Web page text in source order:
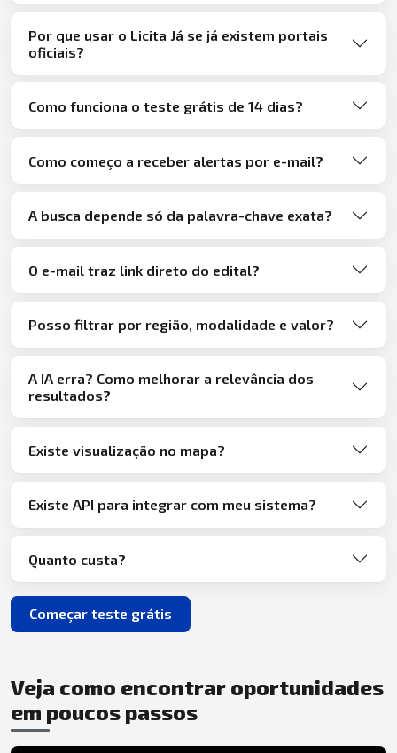
Por que usar o Licita Já se já existem portais
oficiais?
Como funciona o teste grátis de 14 dias?
Como começo a receber alertas por e-mail?
A busca depende só da palavra-chave exata?
O e-mail traz link direto do edital?
Posso filtrar por região, modalidade e valor?
A IA erra? Como melhorar a relevância dos
resultados?
Existe visualização no mapa?
Existe API para integrar com meu sistema?
Quanto custa?
Começar teste grátis
Veja como encontrar oportunidades
em poucos passos